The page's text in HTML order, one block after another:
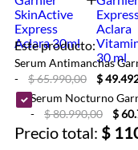
Este producto:
Serum Antimanchas
-
$ 65.990,00
$
Serum Nocturno
-
$ 80.990,00 $
Precio total: $